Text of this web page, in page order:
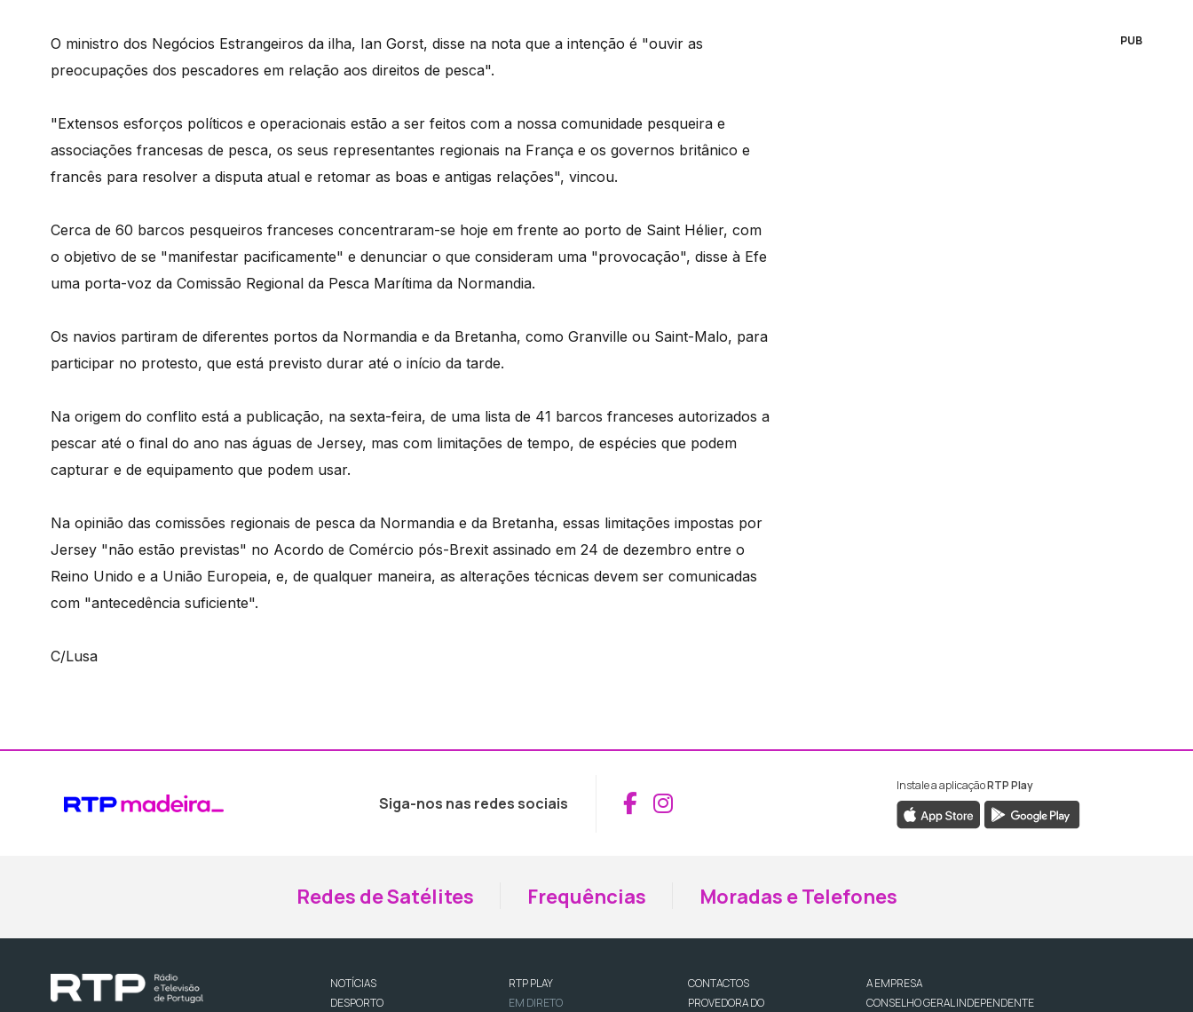
O ministro dos Negócios Estrangeiros da ilha, Ian Gorst, disse na nota que a intenção é "ouvir as
preocupações dos pescadores em relação aos direitos de pesca".
"Extensos esforços políticos e operacionais estão a ser feitos com a nossa comunidade pesqueira e
associações francesas de pesca, os seus representantes regionais na França e os governos britânico e
francês para resolver a disputa atual e retomar as boas e antigas relações", vincou.
Cerca de 60 barcos pesqueiros franceses concentraram-se hoje em frente ao porto de Saint Hélier, com
o objetivo de se "manifestar pacificamente" e denunciar o que consideram uma "provocação", disse à Efe
uma porta-voz da Comissão Regional da Pesca Marítima da Normandia.
Os navios partiram de diferentes portos da Normandia e da Bretanha, como Granville ou Saint-Malo, para
participar no protesto, que está previsto durar até o início da tarde.
Na origem do conflito está a publicação, na sexta-feira, de uma lista de 41 barcos franceses autorizados a
pescar até o final do ano nas águas de Jersey, mas com limitações de tempo, de espécies que podem
capturar e de equipamento que podem usar.
Na opinião das comissões regionais de pesca da Normandia e da Bretanha, essas limitações impostas por
Jersey "não estão previstas" no Acordo de Comércio pós-Brexit assinado em 24 de dezembro entre o
Reino Unido e a União Europeia, e, de qualquer maneira, as alterações técnicas devem ser comunicadas
com "antecedência suficiente".
C/Lusa
PUB
Siga-nos nas redes sociais Aceder ao Facebook da RTP Madeira
Aceder ao Instagram da RTP Madeira
Instale a aplicaçãoRTP Play
Redes de Satélites Frequências Moradas e Telefones
NOTÍCIAS
DESPORTO
RTP PLAY
EM DIRETO
CONTACTOS
PROVEDORA DO
A EMPRESA
CONSELHO GERAL INDEPENDENTE